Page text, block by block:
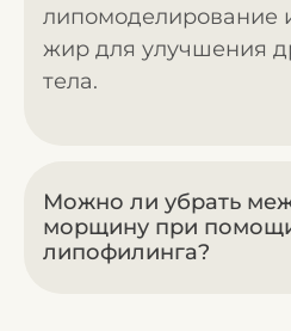
липомоделирование
жир для улучшения
тела.
Можно ли убрать
морщину при
липофилинга?